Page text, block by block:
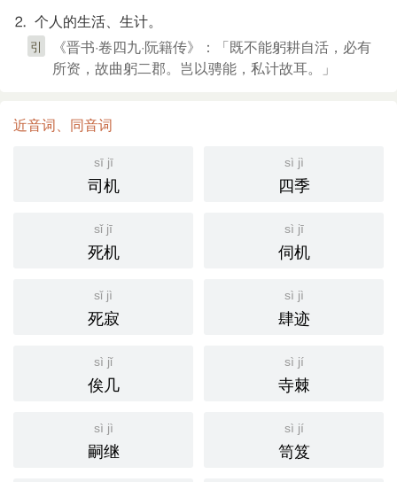
⒉ 个人的生活、生计。
引
《晋书·卷四九·阮籍传》：「既不能躬耕自活，必有
所资，故曲躬二郡。岂以骋能，私计故耳。」
近音词、同音词
sī jī
司机
sì jì
四季
sǐ jī
死机
sì jī
伺机
sǐ jì
死寂
sì jì
肆迹
sì jǐ
俟几
sì jí
寺棘
sì jì
嗣继
sì jí
笥笈